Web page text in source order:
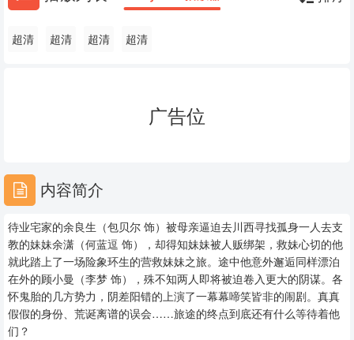
份、荒诞离谱的误会……旅途的终点到底还有什么等待着他们？
超清 超清 超清 超清
广告位
内容简介
待业宅家的余良生（包贝尔 饰）被母亲逼迫去川西寻找孤身一人去支
教的妹妹余潇（何蓝逗 饰），却得知妹妹被人贩绑架，救妹心切的他
就此踏上了一场险象环生的营救妹妹之旅。途中他意外邂逅同样漂泊
在外的顾小曼（李梦 饰），殊不知两人即将被迫卷入更大的阴谋。各
怀鬼胎的几方势力，阴差阳错的上演了一幕幕啼笑皆非的闹剧。真真
假假的身份、荒诞离谱的误会……旅途的终点到底还有什么等待着他
们？